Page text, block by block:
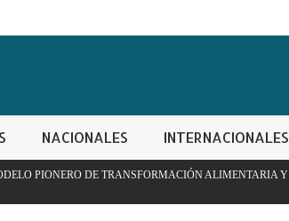
NACIONALES INTERNACIONALES
ALIMENTARIA Y REDES ESCOLARES